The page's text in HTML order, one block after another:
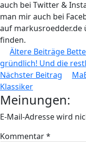
auch bei Twitter &
man mir auch bei
auf markusroedder.de
finden.
Ältere Beiträge
gründlich! Und die
Nächster Beitrag
Klassiker
Meinungen:
E-Mail-Adresse wird
Kommentar*